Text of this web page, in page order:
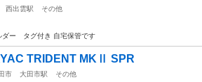
西出雲駅
その他
ー タグ付き 自宅保管です
TRIDENT MKⅡ SPR
市 大田市駅
その他